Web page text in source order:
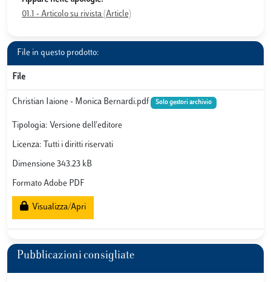
01.1 - Articolo su rivista (Article)
File in questo prodotto:
File
Christian Iaione - Monica Bernardi.pdf Solo gestori archivio
Tipologia: Versione dell'editore
Licenza: Tutti i diritti riservati
Dimensione 343.23 kB
Formato Adobe PDF
Visualizza/Apri
Pubblicazioni consigliate